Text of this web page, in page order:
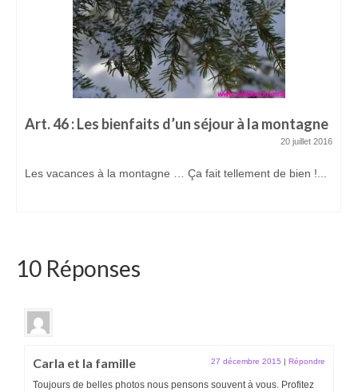
Art. 46 : Les bienfaits d’un séjour à la montagne
20 juillet 2016
Les vacances à la montagne … Ça fait tellement de bien !...
10 Réponses
Carla et la famille 27 décembre 2015 | Répondre
Toujours de belles photos nous pensons souvent à vous. Profitez